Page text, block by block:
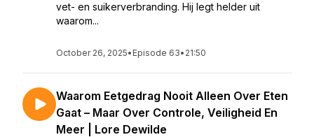
vet- en suikerverbranding. Hij legt helder uit
waarom...
October 26, 2025• Episode 63• 21:50
Waarom Eetgedrag Nooit Alleen Over Eten
Gaat – Maar Over Controle, Veiligheid En
Meer | Lore Dewilde